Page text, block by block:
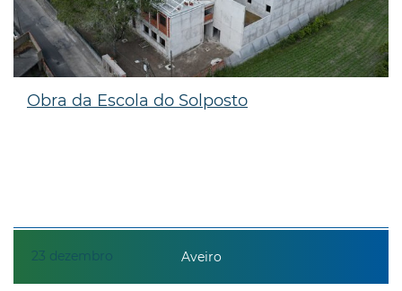
23 dezembro
Obra da Escola do Solposto
Aveiro